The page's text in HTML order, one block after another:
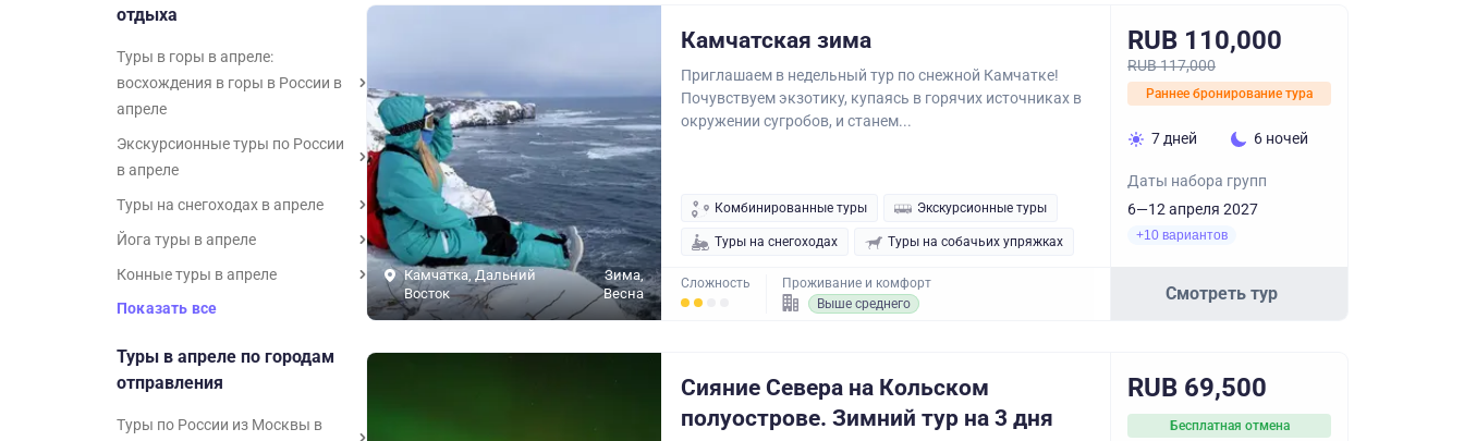
отдыха
Туры в горы в апреле:
восхождения в горы в России в
апреле
Экскурсионные туры по России
в апреле
Туры на снегоходах в апреле
Йога туры в апреле
Конные туры в апреле
Показать все
Туры в апреле по городам
отправления
Туры по России из Москвы в
Камчатка, Дальний
Восток
Зима,
Весна
Камчатская зима
Приглашаем в недельный тур по снежной Камчатке!
Почувствуем экзотику, купаясь в горячих источниках в
окружении сугробов, и станем...
Комбинированные туры Экскурсионные туры
Туры на снегоходах Туры на собачьих упряжках
Сложность
Проживание и комфорт
Выше среднего
RUB 110,000
RUB 117,000
Раннее бронирование тура
7 дней 6 ночей
Даты набора групп
6—12 апреля 2027
+10 вариантов
Смотреть тур
Сияние Севера на Кольском
полуострове. Зимний тур на 3 дня
RUB 69,500
Бесплатная отмена